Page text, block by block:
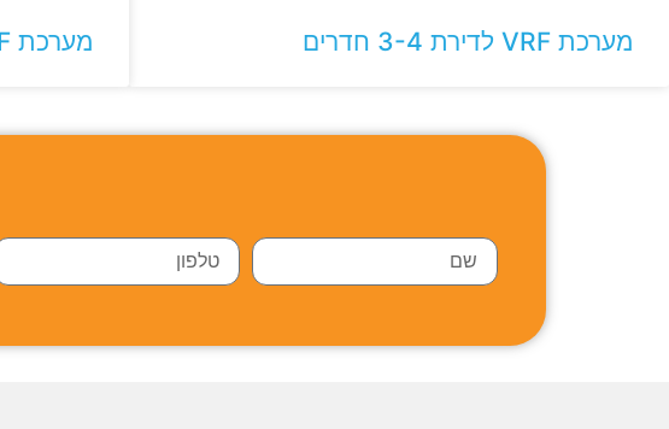
מערכת VRF לדירת 3-4 חדרים מערכת VRF — מחיר, התקנה ויתרונות